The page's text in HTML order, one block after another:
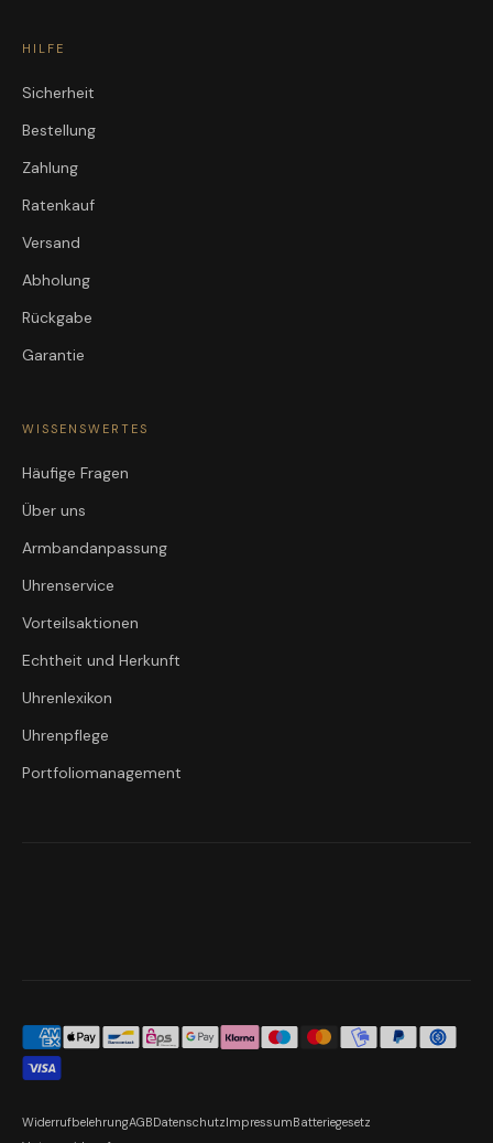
HILFE
Sicherheit
Bestellung
Zahlung
Ratenkauf
Versand
Abholung
Rückgabe
Garantie
WISSENSWERTES
Häufige Fragen
Über uns
Armbandanpassung
Uhrenservice
Vorteilsaktionen
Echtheit und Herkunft
Uhrenlexikon
Uhrenpflege
Portfoliomanagement
WiderrufbelehrungAGBDatenschutzImpressumBatteriegesetz